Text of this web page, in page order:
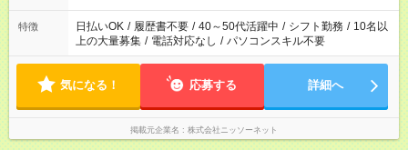
特徴 日払いOK / 履歴書不要 / 40～50代活躍中 / シフト勤務 / 10名以
上の大量募集 / 電話対応なし / パソコンスキル不要
気になる！ 応募する 詳細へ
掲載元企業名 株式会社ニッソーネット